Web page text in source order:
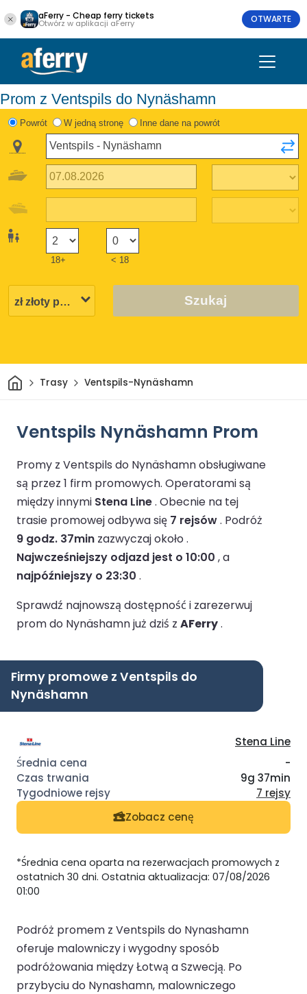
aFerry - Cheap ferry tickets
Otwórz w aplikacji aFerry OTWARTE
Prom z Ventspils do Nynäshamn
Powrót W jedną stronę Inne dane na powrót
18+ < 18
Szukaj
DomTrasy Ventspils-Nynäshamn
Ventspils Nynäshamn Prom
Promy z Ventspils do Nynäshamn obsługiwane
są przez 1 firm promowych. Operatorami są
między innymi Stena Line. Obecnie na tej
trasie promowej odbywa się 7 rejsów. Podróż
9 godz. 37min zazwyczaj około .
Najwcześniejszy odjazd jest o 10:00 , a
najpóźniejszy o 23:30 .
Sprawdź najnowszą dostępność i zarezerwuj
prom do Nynäshamn już dziś z AFerry.
Firmy promowe z Ventspils do
Nynäshamn
Stena Line
-
9g 37min
7 rejsy
Zobacz cenę
*Średnia cena oparta na rezerwacjach promowych z
ostatnich 30 dni. Ostatnia aktualizacja: 07/08/2026
01:00
Podróż promem z Ventspils do Nynashamn
oferuje malowniczy i wygodny sposób
podróżowania między Łotwą a Szwecją. Po
przybyciu do Nynashamn, malowniczego